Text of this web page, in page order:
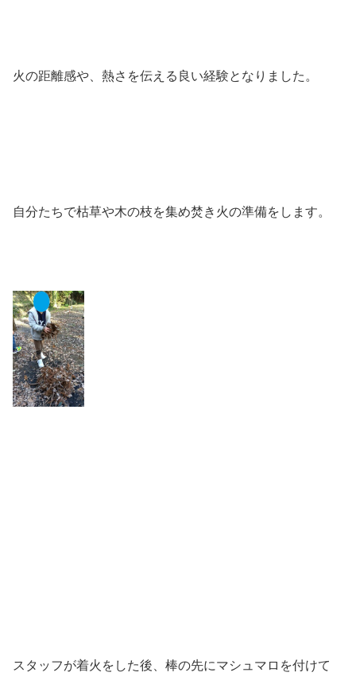
火の距離感や、熱さを伝える良い経験となりました。
自分たちで枯草や木の枝を集め焚き火の準備をします。
スタッフが着火をした後、棒の先にマシュマロを付けて